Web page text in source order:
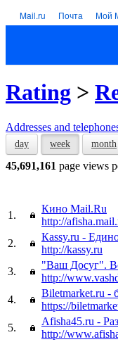
Mail.ru Почта Мой
Rating >
Addresses and
day week month
45,691,161 page views
1.
Кино Mail.Ru
http://
2.
Кassy.ru -
http://kassy.ru
3.
"Ваш Досуг".
http://
4.
Biletmarket.ru -
https://
5.
Afisha45.ru -
http://